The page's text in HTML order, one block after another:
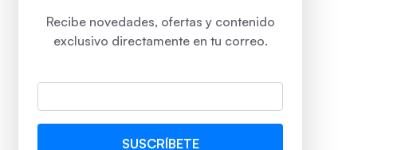
Recibe novedades, ofertas y contenido
exclusivo directamente en tu correo.